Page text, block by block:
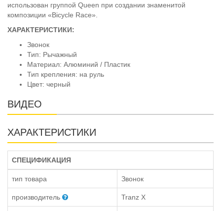
использован группой Queen при создании знаменитой
композиции «Bicycle Race».
ХАРАКТЕРИСТИКИ:
Звонок
Тип: Рычажный
Материал: Алюминий / Пластик
Тип крепления: на руль
Цвет: черный
ВИДЕО
ХАРАКТЕРИСТИКИ
СПЕЦИФИКАЦИЯ
тип товара Звонок
производитель Tranz X